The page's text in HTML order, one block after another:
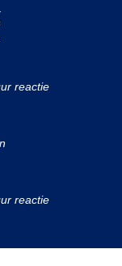
reactie
reactie